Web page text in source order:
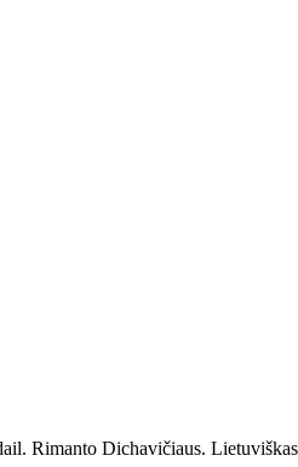
Rimanto Dichavičiaus.